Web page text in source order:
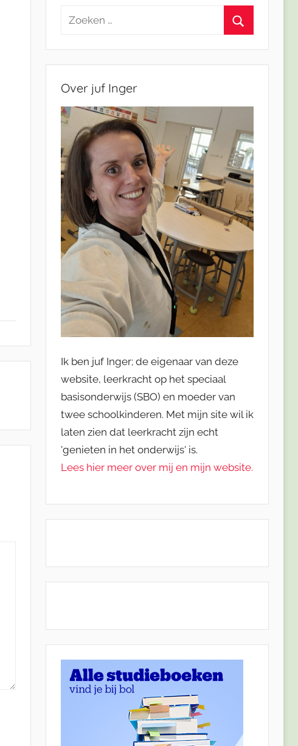
Zoeken
Over juf Inger
Ik ben juf Inger; de eigenaar van deze
website, leerkracht op het speciaal
basisonderwijs (SBO) en moeder van
twee schoolkinderen. Met mijn site wil ik
laten zien dat leerkracht zijn echt
'genieten in het onderwijs' is.
Lees hier meer over mij en mijn website.